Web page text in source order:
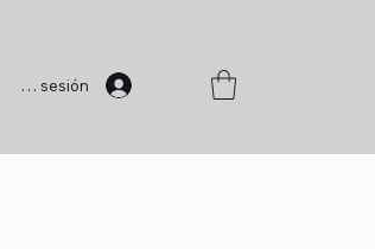
Iniciar sesión